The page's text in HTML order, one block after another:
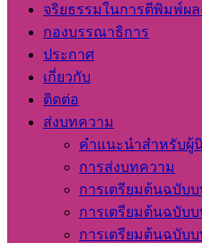
จริยธรรมในการตีพิมพ์ผ
กองบรรณาธิการ
ประกาศ
เกี่ยวกับ
ติดต่อ
ส่งบทความ
คำแนะนำสำหรับผู้
การส่งบทความ
การเตรียมต้นฉบับ
การเตรียมต้นฉบับ
การเตรียมต้นฉบับบ